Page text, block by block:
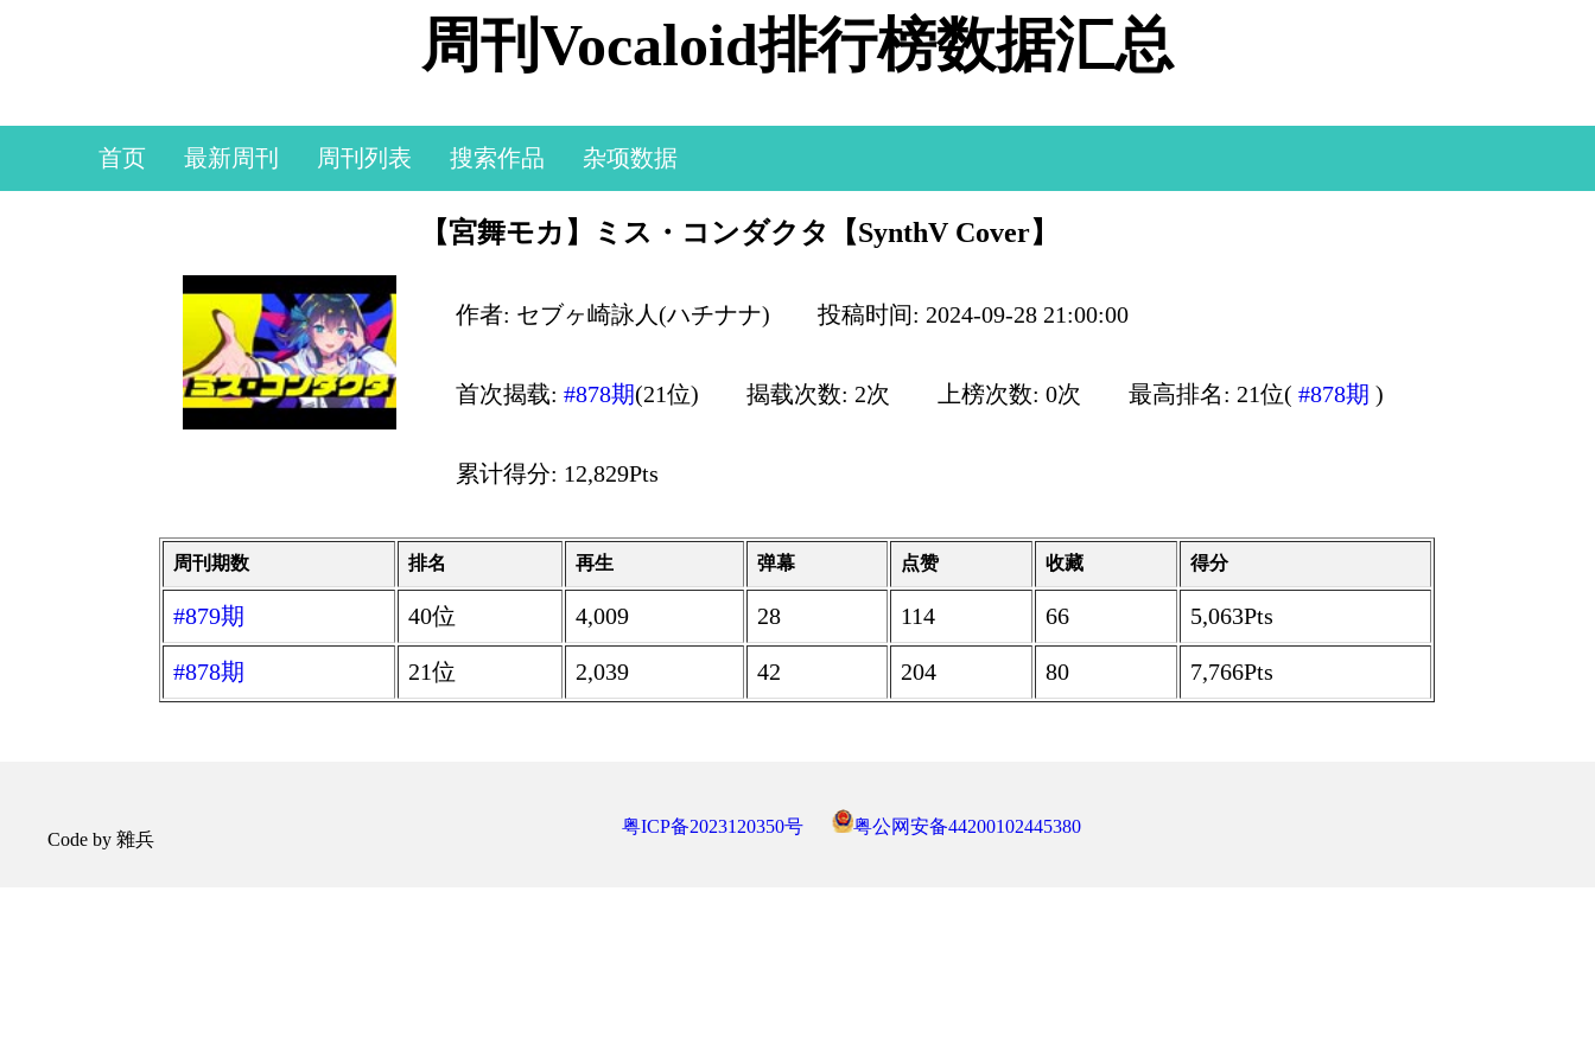
周刊Vocaloid排行榜数据汇总
首页 最新周刊 周刊列表 搜索作品 杂项数据
【宮舞モカ】ミス・コンダクタ【SynthV Cover】
作者: セブヶ崎詠人(ハチナナ) 投稿时间: 2024-09-28 21:00:00
首次揭载:#878期(21位) 揭载次数: 2次 上榜次数: 0次 最高排名: 21位(#878期 )
累计得分: 12,829Pts
周刊期数 排名 再生 弹幕 点赞 收藏 得分
#879期 40位 4,009 28 114 66 5,063Pts
#878期 21位 2,039 42 204 80 7,766Pts
Code by 雜兵
粤ICP备2023120350号 粤公网安备44200102445380